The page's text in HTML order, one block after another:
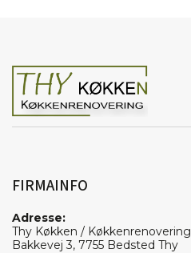
FIRMAINFO
Adresse:
Thy Køkken / Køkkenrenovering
Bakkevej 3, 7755 Bedsted Thy